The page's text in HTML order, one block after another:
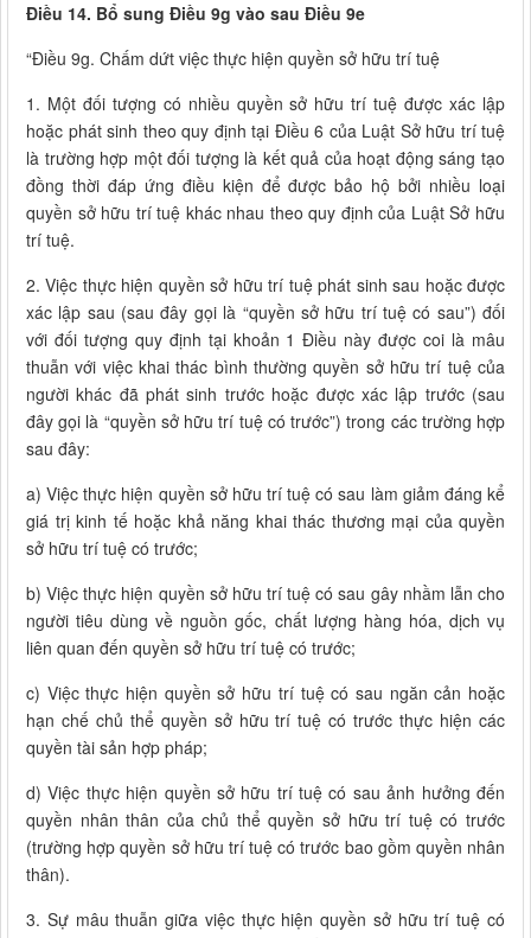
Điều 14. Bổ sung Điều 9g vào sau Điều 9e
“Điều 9g. Chấm dứt việc thực hiện quyền sở hữu trí tuệ
1. Một đối tượng có nhiều quyền sở hữu trí tuệ được xác lập
hoặc phát sinh theo quy định tại Điều 6 của Luật Sở hữu trí tuệ
là trường hợp một đối tượng là kết quả của hoạt động sáng tạo
đồng thời đáp ứng điều kiện để được bảo hộ bởi nhiều loại
quyền sở hữu trí tuệ khác nhau theo quy định của Luật Sở hữu
trí tuệ.
2. Việc thực hiện quyền sở hữu trí tuệ phát sinh sau hoặc được
xác lập sau (sau đây gọi là “quyền sở hữu trí tuệ có sau”) đối
với đối tượng quy định tại khoản 1 Điều này được coi là mâu
thuẫn với việc khai thác bình thường quyền sở hữu trí tuệ của
người khác đã phát sinh trước hoặc được xác lập trước (sau
đây gọi là “quyền sở hữu trí tuệ có trước”) trong các trường hợp
sau đây:
a) Việc thực hiện quyền sở hữu trí tuệ có sau làm giảm đáng kể
giá trị kinh tế hoặc khả năng khai thác thương mại của quyền
sở hữu trí tuệ có trước;
b) Việc thực hiện quyền sở hữu trí tuệ có sau gây nhầm lẫn cho
người tiêu dùng về nguồn gốc, chất lượng hàng hóa, dịch vụ
liên quan đến quyền sở hữu trí tuệ có trước;
c) Việc thực hiện quyền sở hữu trí tuệ có sau ngăn cản hoặc
hạn chế chủ thể quyền sở hữu trí tuệ có trước thực hiện các
quyền tài sản hợp pháp;
d) Việc thực hiện quyền sở hữu trí tuệ có sau ảnh hưởng đến
quyền nhân thân của chủ thể quyền sở hữu trí tuệ có trước
(trường hợp quyền sở hữu trí tuệ có trước bao gồm quyền nhân
thân).
3. Sự mâu thuẫn giữa việc thực hiện quyền sở hữu trí tuệ có